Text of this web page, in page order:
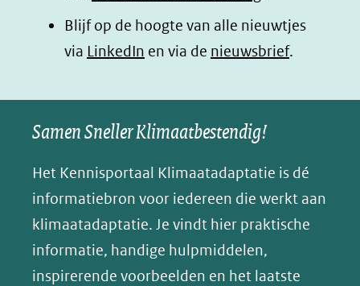
Blijf op de hoogte van alle nieuwtjes
via LinkedIn (opent
nieuw
venster)
naar
een
andere
website)
en via de nieuwsbrief.
Samen Sneller Klimaatbestendig!
Het Kennisportaal Klimaatadaptatie is dé
informatiebron voor iedereen die werkt aan
klimaatadaptatie. Je vindt hier praktische
informatie, handige hulpmiddelen,
inspirerende voorbeelden en het laatste